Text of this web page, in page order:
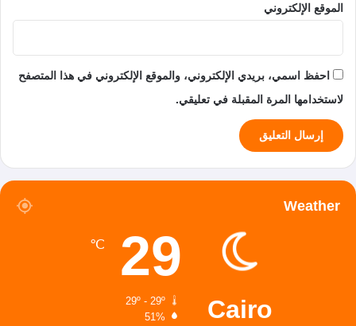
الموقع الإلكتروني
احفظ اسمي، بريدي الإلكتروني، والموقع الإلكتروني في هذا المتصفح
لاستخدامها المرة المقبلة في تعليقي.
Weather
Cairo
29
℃
29º - 29º
51%